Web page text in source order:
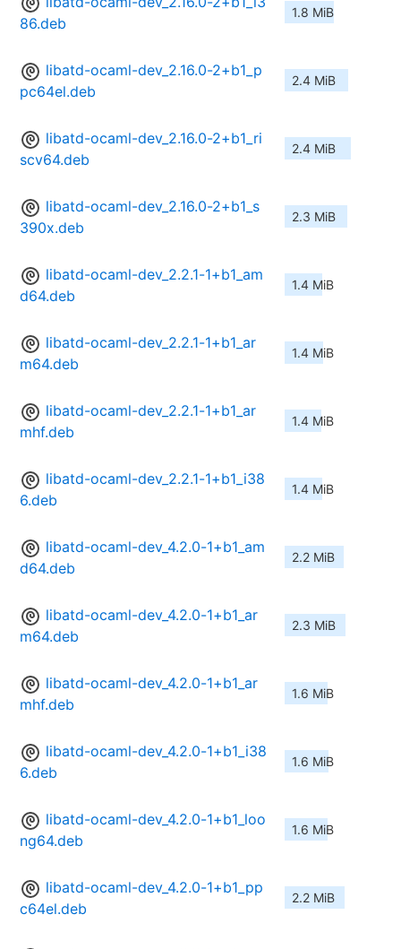
86.deb
1.8 MiB
libatd-ocaml-dev_2.16.0-2+b1_p
pc64el.deb
2.4 MiB
libatd-ocaml-dev_2.16.0-2+b1_ri
scv64.deb
2.4 MiB
libatd-ocaml-dev_2.16.0-2+b1_s
390x.deb
2.3 MiB
libatd-ocaml-dev_2.2.1-1+b1_am
d64.deb
1.4 MiB
libatd-ocaml-dev_2.2.1-1+b1_ar
m64.deb
1.4 MiB
libatd-ocaml-dev_2.2.1-1+b1_ar
mhf.deb
1.4 MiB
libatd-ocaml-dev_2.2.1-1+b1_i38
6.deb
1.4 MiB
libatd-ocaml-dev_4.2.0-1+b1_am
d64.deb
2.2 MiB
libatd-ocaml-dev_4.2.0-1+b1_ar
m64.deb
2.3 MiB
libatd-ocaml-dev_4.2.0-1+b1_ar
mhf.deb
1.6 MiB
libatd-ocaml-dev_4.2.0-1+b1_i38
6.deb
1.6 MiB
libatd-ocaml-dev_4.2.0-1+b1_loo
ng64.deb
1.6 MiB
libatd-ocaml-dev_4.2.0-1+b1_pp
c64el.deb
2.2 MiB